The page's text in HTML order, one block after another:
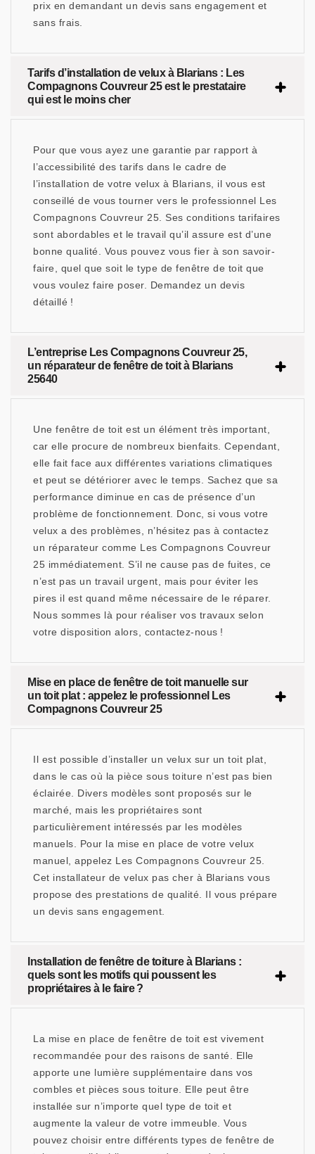
prix en demandant un devis sans engagement et
sans frais.
Tarifs d’installation de velux à Blarians : Les
Compagnons Couvreur 25 est le prestataire
qui est le moins cher
Pour que vous ayez une garantie par rapport à
l’accessibilité des tarifs dans le cadre de
l’installation de votre velux à Blarians, il vous est
conseillé de vous tourner vers le professionnel Les
Compagnons Couvreur 25. Ses conditions tarifaires
sont abordables et le travail qu’il assure est d’une
bonne qualité. Vous pouvez vous fier à son savoir-
faire, quel que soit le type de fenêtre de toit que
vous voulez faire poser. Demandez un devis
détaillé !
L’entreprise Les Compagnons Couvreur 25,
un réparateur de fenêtre de toit à Blarians
25640
Une fenêtre de toit est un élément très important,
car elle procure de nombreux bienfaits. Cependant,
elle fait face aux différentes variations climatiques
et peut se détériorer avec le temps. Sachez que sa
performance diminue en cas de présence d’un
problème de fonctionnement. Donc, si vous votre
velux a des problèmes, n’hésitez pas à contactez
un réparateur comme Les Compagnons Couvreur
25 immédiatement. S’il ne cause pas de fuites, ce
n’est pas un travail urgent, mais pour éviter les
pires il est quand même nécessaire de le réparer.
Nous sommes là pour réaliser vos travaux selon
votre disposition alors, contactez-nous !
Mise en place de fenêtre de toit manuelle sur
un toit plat : appelez le professionnel Les
Compagnons Couvreur 25
Il est possible d’installer un velux sur un toit plat,
dans le cas où la pièce sous toiture n’est pas bien
éclairée. Divers modèles sont proposés sur le
marché, mais les propriétaires sont
particulièrement intéressés par les modèles
manuels. Pour la mise en place de votre velux
manuel, appelez Les Compagnons Couvreur 25.
Cet installateur de velux pas cher à Blarians vous
propose des prestations de qualité. Il vous prépare
un devis sans engagement.
Installation de fenêtre de toiture à Blarians :
quels sont les motifs qui poussent les
propriétaires à le faire ?
La mise en place de fenêtre de toit est vivement
recommandée pour des raisons de santé. Elle
apporte une lumière supplémentaire dans vos
combles et pièces sous toiture. Elle peut être
installée sur n’importe quel type de toit et
augmente la valeur de votre immeuble. Vous
pouvez choisir entre différents types de fenêtre de